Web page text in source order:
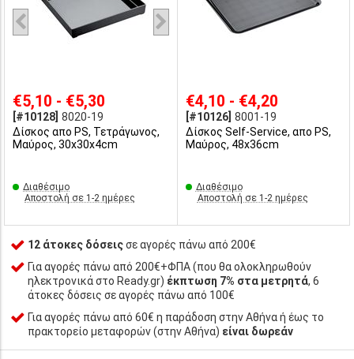
€5,10 - €5,30
[#10128] 8020-19
Δίσκος απο PS, Τετράγωνος,
Μαύρος, 30x30x4cm
Διαθέσιμο
Αποστολή σε 1-2 ημέρες
€4,10 - €4,20
[#10126] 8001-19
Δίσκος Self-Service, απο PS,
Μαύρος, 48x36cm
Διαθέσιμο
Αποστολή σε 1-2 ημέρες
12 άτοκες δόσειςσε αγορές πάνω από 200€
Για αγορές πάνω από 200€+ΦΠΑ (που θα ολοκληρωθούν
ηλεκτρονικά στο Ready.gr) έκπτωση 7% στα μετρητά, 6
άτοκες δόσεις σε αγορές πάνω από 100€
Για αγορές πάνω από 60€ η παράδοση στην Αθήνα ή έως το
πρακτορείο μεταφορών (στην Αθήνα) είναι δωρεάν